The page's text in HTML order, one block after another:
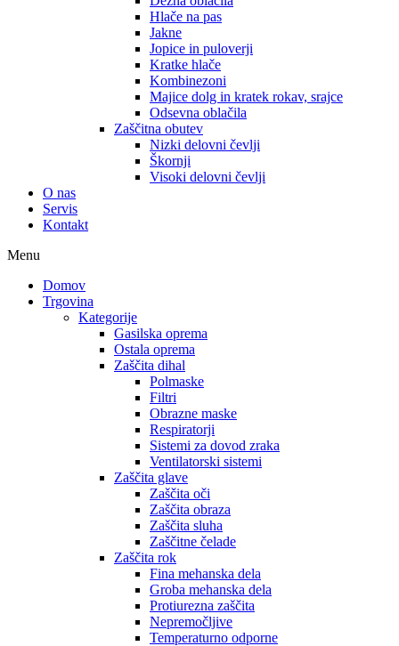
Hlače na pas
Jakne
Jopice in puloverji
Kratke hlače
Kombinezoni
Majice dolg in kratek rokav, srajce
Odsevna oblačila
Zaščitna obutev
Nizki delovni čevlji
Škornji
Visoki delovni čevlji
O nas
Servis
Kontakt
Menu
Domov
Trgovina
Kategorije
Gasilska oprema
Ostala oprema
Zaščita dihal
Polmaske
Filtri
Obrazne maske
Respiratorji
Sistemi za dovod zraka
Ventilatorski sistemi
Zaščita glave
Zaščita oči
Zaščita obraza
Zaščita sluha
Zaščitne čelade
Zaščita rok
Fina mehanska dela
Groba mehanska dela
Protiurezna zaščita
Nepremočljive
Temperaturno odporne